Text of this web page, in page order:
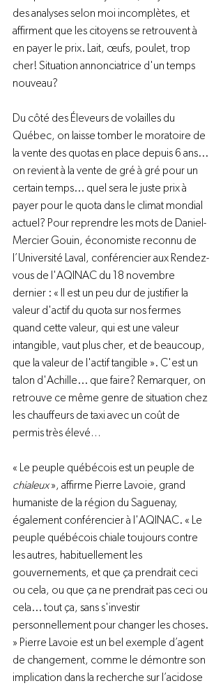
des analyses selon moi incomplètes, et
affirment que les citoyens se retrouvent à
en payer le prix. Lait, œufs, poulet, trop
cher! Situation annonciatrice d'un temps
nouveau?
Du côté des Éleveurs de volailles du
Québec, on laisse tomber le moratoire de
la vente des quotas en place depuis 6 ans...
on revient à la vente de gré à gré pour un
certain temps... quel sera le juste prix à
payer pour le quota dans le climat mondial
actuel? Pour reprendre les mots de Daniel-
Mercier Gouin, économiste reconnu de
l’Université Laval, conférencier aux Rendez-
vous de l'AQINAC du 18 novembre
dernier : « Il est un peu dur de justifier la
valeur d'actif du quota sur nos fermes
quand cette valeur, qui est une valeur
intangible, vaut plus cher, et de beaucoup,
que la valeur de l'actif tangible ». C'est un
talon d'Achille... que faire? Remarquer, on
retrouve ce même genre de situation chez
les chauffeurs de taxi avec un coût de
permis très élevé…
« Le peuple québécois est un peuple de
chialeux », affirme Pierre Lavoie, grand
humaniste de la région du Saguenay,
également conférencier à l'AQINAC. « Le
peuple québécois chiale toujours contre
les autres, habituellement les
gouvernements, et que ça prendrait ceci
ou cela, ou que ça ne prendrait pas ceci ou
cela... tout ça, sans s'investir
personnellement pour changer les choses.
» Pierre Lavoie est un bel exemple d’agent
de changement, comme le démontre son
implication dans la recherche sur l’acidose